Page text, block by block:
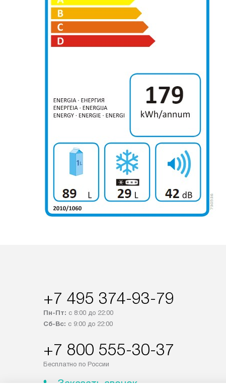
+7 495 374-93-79
Пн-Пт: с 8:00 до 22:00
Сб-Вс: с 9:00 до 22:00
+7 800 555-30-37
Бесплатно по России
Заказать звонок